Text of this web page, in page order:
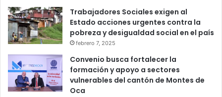
Trabajadores Sociales exigen al
Estado acciones urgentes contra la
pobreza y desigualdad social en el país
febrero 7, 2025
Convenio busca fortalecer la
formación y apoyo a sectores
vulnerables del cantón de Montes de
Oca